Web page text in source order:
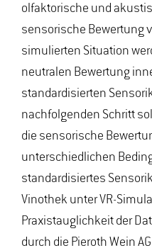
olfaktorische und
sensorische Bewertung
simulierten Situation
neutralen Bewertung
standardisierten
nachfolgenden Schritt
die sensorische
unterschiedlichen
standardisiertes
Vinothek unter VR-
Praxistauglichkeit der
durch die Pieroth Wein